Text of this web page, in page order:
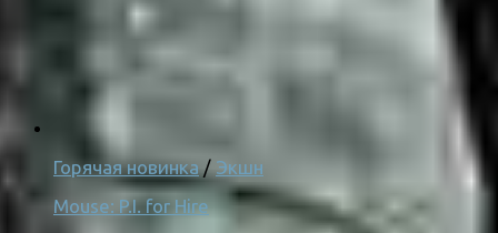
Горячая новинка / Экшн
Mouse: P.I. for Hire